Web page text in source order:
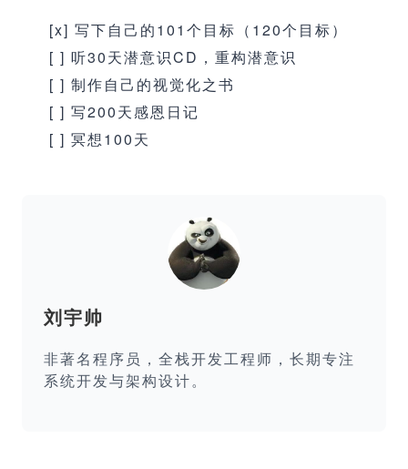
[x] 写下自己的101个目标（120个目标）
[ ] 听30天潜意识CD，重构潜意识
[ ] 制作自己的视觉化之书
[ ] 写200天感恩日记
[ ] 冥想100天
刘宇帅
非著名程序员，全栈开发工程师，长期专注
系统开发与架构设计。